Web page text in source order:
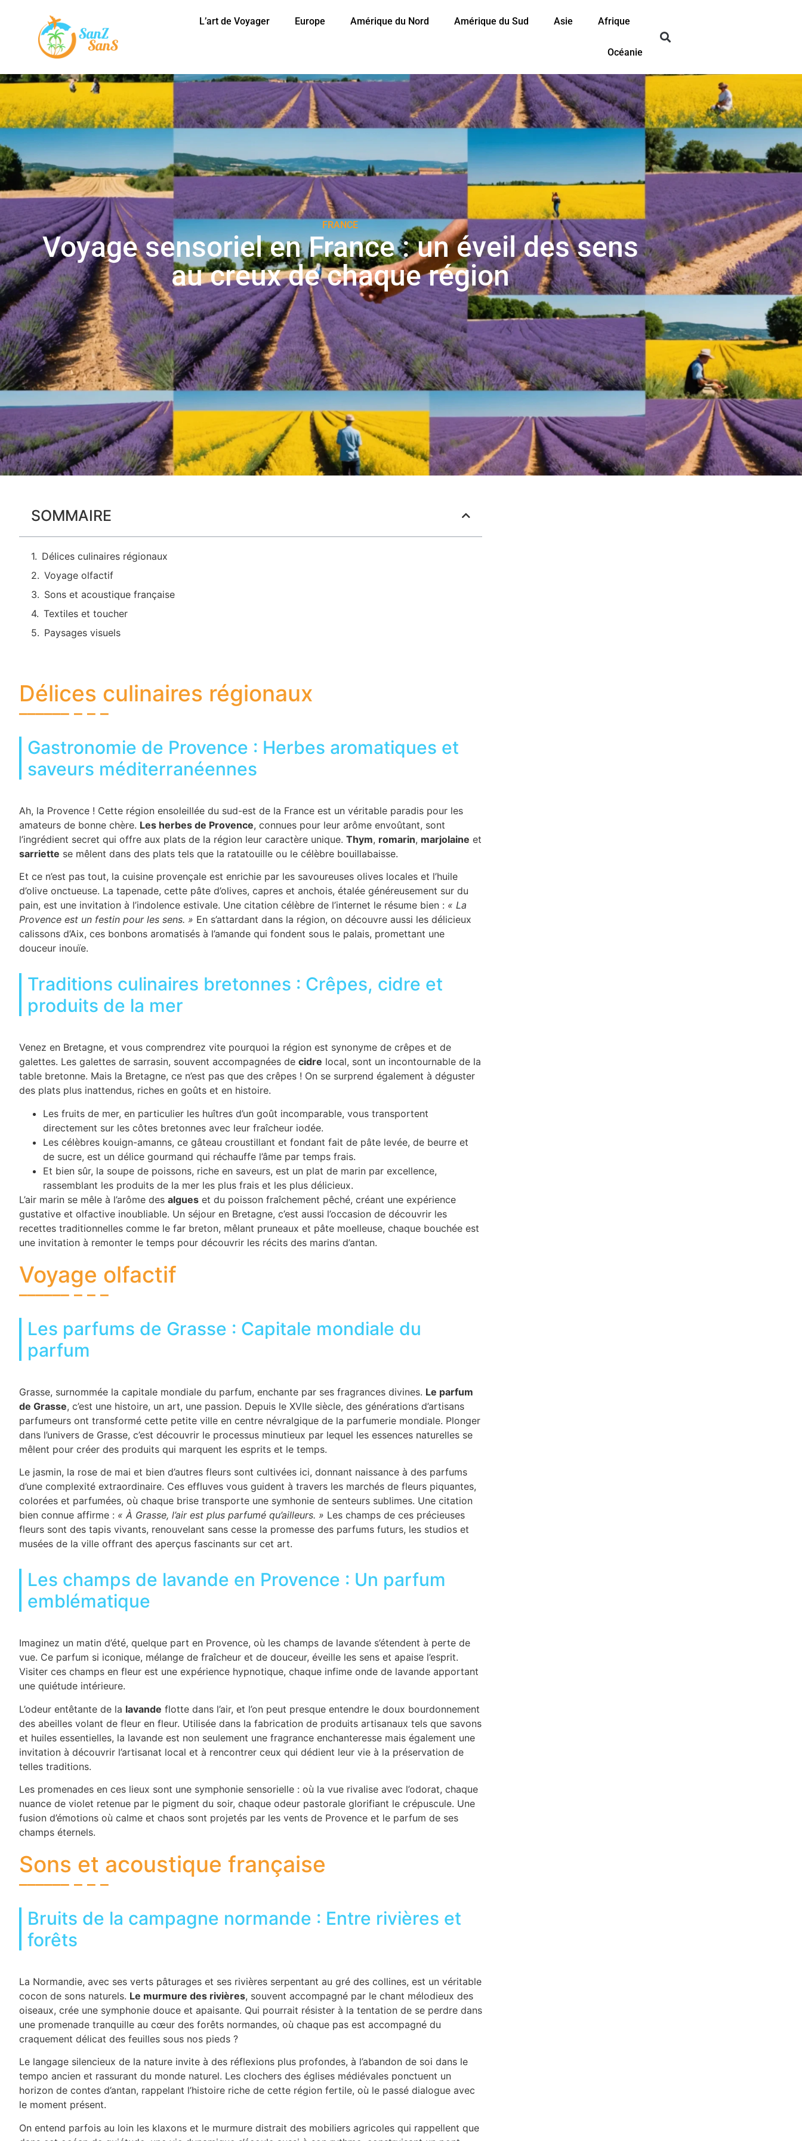
L’art de Voyager Europe Amérique du Nord Amérique du Sud Asie Afrique
Océanie
FRANCE
Voyage sensoriel en France : un éveil des sens
au creux de chaque région
SOMMAIRE
Délices culinaires régionaux
Voyage olfactif
Sons et acoustique française
Textiles et toucher
Paysages visuels
Délices culinaires régionaux
Gastronomie de Provence : Herbes aromatiques et
saveurs méditerranéennes
Ah, la Provence ! Cette région ensoleillée du sud-est de la France est un véritable paradis pour les
amateurs de bonne chère. Les herbes de Provence, connues pour leur arôme envoûtant, sont
l’ingrédient secret qui offre aux plats de la région leur caractère unique. Thym, romarin, marjolaine et
sarriette se mêlent dans des plats tels que la ratatouille ou le célèbre bouillabaisse.
Et ce n’est pas tout, la cuisine provençale est enrichie par les savoureuses olives locales et l’huile
d’olive onctueuse. La tapenade, cette pâte d’olives, capres et anchois, étalée généreusement sur du
pain, est une invitation à l’indolence estivale. Une citation célèbre de l’internet le résume bien : « La
Provence est un festin pour les sens. » En s’attardant dans la région, on découvre aussi les délicieux
calissons d’Aix, ces bonbons aromatisés à l’amande qui fondent sous le palais, promettant une
douceur inouïe.
Traditions culinaires bretonnes : Crêpes, cidre et
produits de la mer
Venez en Bretagne, et vous comprendrez vite pourquoi la région est synonyme de crêpes et de
galettes. Les galettes de sarrasin, souvent accompagnées de cidre local, sont un incontournable de la
table bretonne. Mais la Bretagne, ce n’est pas que des crêpes ! On se surprend également à déguster
des plats plus inattendus, riches en goûts et en histoire.
Les fruits de mer, en particulier les huîtres d’un goût incomparable, vous transportent
directement sur les côtes bretonnes avec leur fraîcheur iodée.
Les célèbres kouign-amanns, ce gâteau croustillant et fondant fait de pâte levée, de beurre et
de sucre, est un délice gourmand qui réchauffe l’âme par temps frais.
Et bien sûr, la soupe de poissons, riche en saveurs, est un plat de marin par excellence,
rassemblant les produits de la mer les plus frais et les plus délicieux.
L’air marin se mêle à l’arôme des algues et du poisson fraîchement pêché, créant une expérience
gustative et olfactive inoubliable. Un séjour en Bretagne, c’est aussi l’occasion de découvrir les
recettes traditionnelles comme le far breton, mêlant pruneaux et pâte moelleuse, chaque bouchée est
une invitation à remonter le temps pour découvrir les récits des marins d’antan.
Voyage olfactif
Les parfums de Grasse : Capitale mondiale du
parfum
Grasse, surnommée la capitale mondiale du parfum, enchante par ses fragrances divines. Le parfum
de Grasse, c’est une histoire, un art, une passion. Depuis le XVIIe siècle, des générations d’artisans
parfumeurs ont transformé cette petite ville en centre névralgique de la parfumerie mondiale. Plonger
dans l’univers de Grasse, c’est découvrir le processus minutieux par lequel les essences naturelles se
mêlent pour créer des produits qui marquent les esprits et le temps.
Le jasmin, la rose de mai et bien d’autres fleurs sont cultivées ici, donnant naissance à des parfums
d’une complexité extraordinaire. Ces effluves vous guident à travers les marchés de fleurs piquantes,
colorées et parfumées, où chaque brise transporte une symhonie de senteurs sublimes. Une citation
bien connue affirme : « À Grasse, l’air est plus parfumé qu’ailleurs. » Les champs de ces précieuses
fleurs sont des tapis vivants, renouvelant sans cesse la promesse des parfums futurs, les studios et
musées de la ville offrant des aperçus fascinants sur cet art.
Les champs de lavande en Provence : Un parfum
emblématique
Imaginez un matin d’été, quelque part en Provence, où les champs de lavande s’étendent à perte de
vue. Ce parfum si iconique, mélange de fraîcheur et de douceur, éveille les sens et apaise l’esprit.
Visiter ces champs en fleur est une expérience hypnotique, chaque infime onde de lavande apportant
une quiétude intérieure.
L’odeur entêtante de la lavande flotte dans l’air, et l’on peut presque entendre le doux bourdonnement
des abeilles volant de fleur en fleur. Utilisée dans la fabrication de produits artisanaux tels que savons
et huiles essentielles, la lavande est non seulement une fragrance enchanteresse mais également une
invitation à découvrir l’artisanat local et à rencontrer ceux qui dédient leur vie à la préservation de
telles traditions.
Les promenades en ces lieux sont une symphonie sensorielle : où la vue rivalise avec l’odorat, chaque
nuance de violet retenue par le pigment du soir, chaque odeur pastorale glorifiant le crépuscule. Une
fusion d’émotions où calme et chaos sont projetés par les vents de Provence et le parfum de ses
champs éternels.
Sons et acoustique française
Bruits de la campagne normande : Entre rivières et
forêts
La Normandie, avec ses verts pâturages et ses rivières serpentant au gré des collines, est un véritable
cocon de sons naturels. Le murmure des rivières, souvent accompagné par le chant mélodieux des
oiseaux, crée une symphonie douce et apaisante. Qui pourrait résister à la tentation de se perdre dans
une promenade tranquille au cœur des forêts normandes, où chaque pas est accompagné du
craquement délicat des feuilles sous nos pieds ?
Le langage silencieux de la nature invite à des réflexions plus profondes, à l’abandon de soi dans le
tempo ancien et rassurant du monde naturel. Les clochers des églises médiévales ponctuent un
horizon de contes d’antan, rappelant l’histoire riche de cette région fertile, où le passé dialogue avec
le moment présent.
On entend parfois au loin les klaxons et le murmure distrait des mobiliers agricoles qui rappellent que